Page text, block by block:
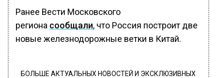
Ранее Вести Московского
региона сообщали, что Россия построит две
новые железнодорожные ветки в Китай.
БОЛЬШЕ АКТУАЛЬНЫХ НОВОСТЕЙ И ЭКСКЛЮЗИВНЫХ